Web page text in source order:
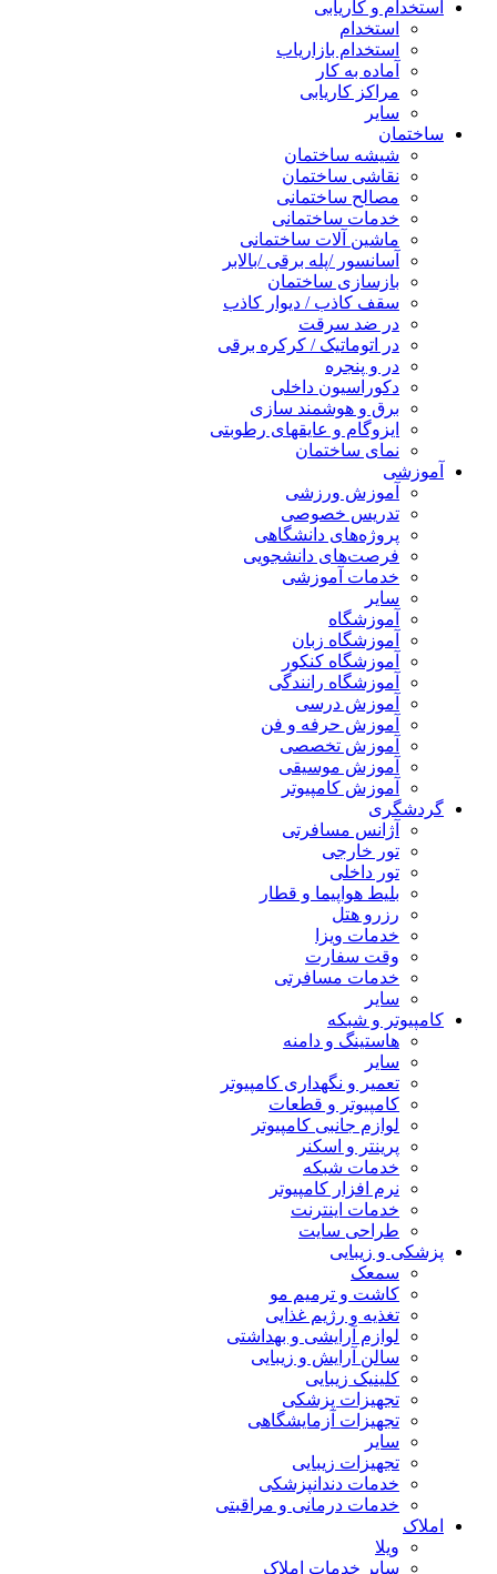
استخدام و کاریابی
استخدام
استخدام بازاریاب
آماده به کار
مراکز کاریابی
سایر
ساختمان
شیشه ساختمان
نقاشی ساختمان
مصالح ساختمانی
خدمات ساختمانی
ماشین آلات ساختمانی
آسانسور /پله برقی /بالابر
بازسازی ساختمان
سقف کاذب / دیوار کاذب
در ضد سرقت
در اتوماتیک / کرکره برقی
در و پنجره
دکوراسیون داخلی
برق و هوشمند سازی
ایزوگام و عایقهای رطوبتی
نمای ساختمان
آموزشی
آموزش ورزشی
تدریس خصوصی
پروژه‌های دانشگاهی
فرصت‌های دانشجویی
خدمات آموزشی
سایر
آموزشگاه
آموزشگاه زبان
آموزشگاه کنکور
آموزشگاه رانندگی
آموزش درسی
آموزش حرفه و فن
آموزش تخصصی
آموزش موسیقی
آموزش کامپیوتر
گردشگری
آژانس مسافرتی
تور خارجی
تور داخلی
بلیط هواپیما و قطار
رزرو هتل
خدمات ویزا
وقت سفارت
خدمات مسافرتی
سایر
کامپیوتر و شبکه
هاستینگ و دامنه
سایر
تعمیر و نگهداری کامپیوتر
کامپیوتر و قطعات
لوازم جانبی کامپیوتر
پرینتر و اسکنر
خدمات شبکه
نرم افزار کامپیوتر
خدمات اینترنت
طراحی سایت
پزشکی و زیبایی
سمعک
کاشت و ترمیم مو
تغذیه و رژیم غذایی
لوازم آرایشی و بهداشتی
سالن آرایش و زیبایی
کلینیک زیبایی
تجهیزات پزشکی
تجهیزات آزمایشگاهی
سایر
تجهیزات زیبایی
خدمات دندانپزشکی
خدمات درمانی و مراقبتی
املاک
ویلا
سایر خدمات املاک